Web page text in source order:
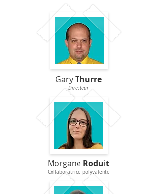
GaryThurre
Directeur
Morgane Roduit
Collaboratrice polyvalente